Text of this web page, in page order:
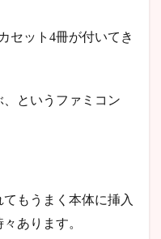
セット4冊が付いてき
というファミコン
もうまく本体に挿入
あります。